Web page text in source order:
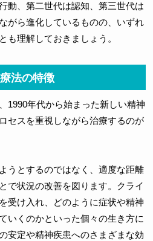
動、第二世代は認知、第三世代は
がら進化しているものの、いずれ
も理解しておきましょう。
法の特徴
1990年代から始まった新しい精神
セスを重視しながら治療するのが
うとするのではなく、適度な距離
で状況の改善を図ります。クライ
受け入れ、どのように症状や精神
いくのかといった個々の生き方に
安定や精神疾患へのさまざまな効